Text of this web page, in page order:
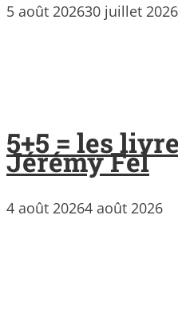
5 août 202630 juillet 2026
5+5 = les
Jérémy Fel
4 août 20264 août 2026